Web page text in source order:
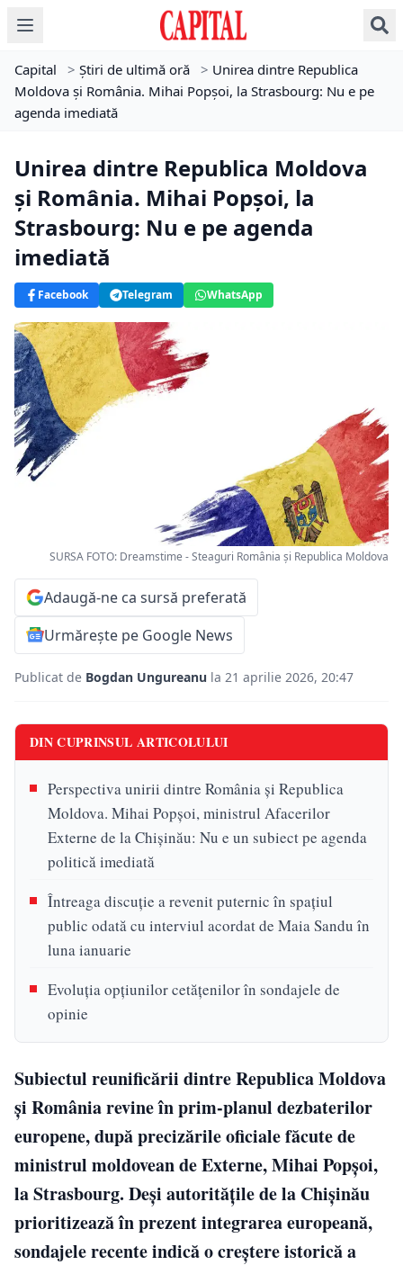
Capital > Știri de ultimă oră > Unirea dintre Republica
Moldova și România. Mihai Popșoi, la Strasbourg: Nu e pe
agenda imediată
Unirea dintre Republica Moldova
și România. Mihai Popșoi, la
Strasbourg: Nu e pe agenda
imediată
Facebook Telegram WhatsApp
SURSA FOTO: Dreamstime - Steaguri România și Republica Moldova
Adaugă-ne ca sursă preferată
Urmărește pe Google News
Publicat de Bogdan Ungureanu la 21 aprilie 2026, 20:47
DIN CUPRINSUL ARTICOLULUI
Perspectiva unirii dintre România și Republica
Moldova. Mihai Popșoi, ministrul Afacerilor
Externe de la Chișinău: Nu e un subiect pe agenda
politică imediată
Întreaga discuție a revenit puternic în spațiul
public odată cu interviul acordat de Maia Sandu în
luna ianuarie
Evoluția opțiunilor cetățenilor în sondajele de
opinie
Subiectul reunificării dintre Republica Moldova
și România revine în prim-planul dezbaterilor
europene, după precizările oficiale făcute de
ministrul moldovean de Externe, Mihai Popșoi,
la Strasbourg. Deși autoritățile de la Chișinău
prioritizează în prezent integrarea europeană,
sondajele recente indică o creștere istorică a